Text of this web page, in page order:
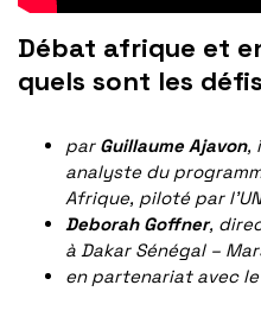
Débat afrique et
quels sont les
par Guillaume Ajavon,
analyste du
Afrique, piloté par
Deborah Goffner,
à Dakar Sénégal –
en partenariat avec le